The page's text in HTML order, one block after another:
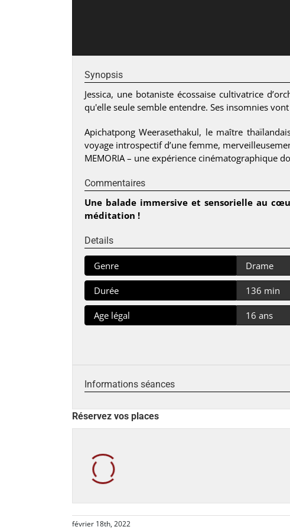
Synopsis
Jessica, une botaniste écossaise cultivatrice
qu'elle seule semble entendre. Ses insomnies
Apichatpong Weerasethakul, le maître
voyage introspectif d’une femme,
MEMORIA – une expérience cinématographique
Commentaires
Une balade immersive et sensorielle au
méditation !
Details
Genre Drame
Durée 136 min
Age légal 16 ans
Informations séances
Réservez vos places
février 18th, 2022